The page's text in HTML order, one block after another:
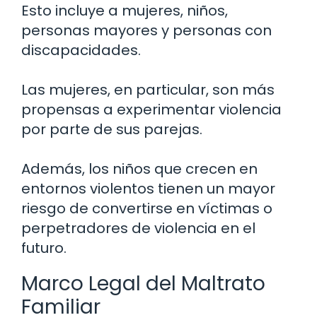
Esto incluye a mujeres, niños,
personas mayores y personas con
discapacidades.
Las mujeres, en particular, son más
propensas a experimentar violencia
por parte de sus parejas.
Además, los niños que crecen en
entornos violentos tienen un mayor
riesgo de convertirse en víctimas o
perpetradores de violencia en el
futuro.
Marco Legal del Maltrato
Familiar